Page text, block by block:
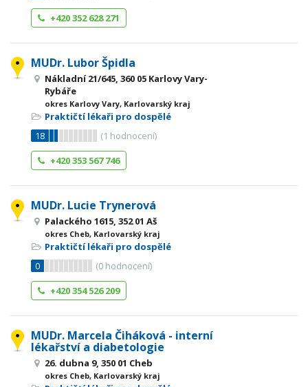
+420 352 628 271
MUDr. Lubor Špidla
Nákladní 21/645, 360 05 Karlovy Vary-
Rybáře
okres Karlovy Vary, Karlovarský kraj
Praktičtí lékaři pro dospělé
18
(1 hodnocení)
+420 353 567 746
MUDr. Lucie Trynerová
Palackého 1615, 352 01 Aš
okres Cheb, Karlovarský kraj
Praktičtí lékaři pro dospělé
0
(0 hodnocení)
+420 354 526 209
MUDr. Marcela Čiháková - interní
lékařství a diabetologie
26. dubna 9, 350 01 Cheb
okres Cheb, Karlovarský kraj